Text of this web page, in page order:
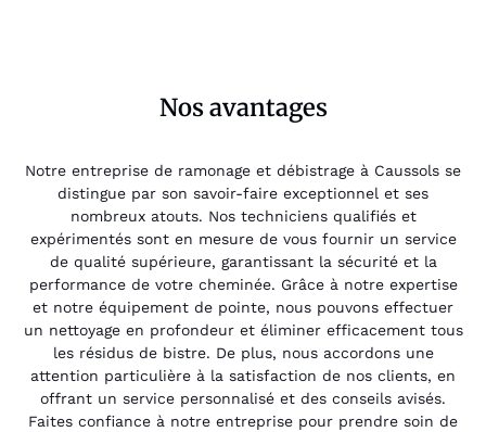
Nos avantages
Notre entreprise de ramonage et débistrage à Caussols se
distingue par son savoir-faire exceptionnel et ses
nombreux atouts. Nos techniciens qualifiés et
expérimentés sont en mesure de vous fournir un service
de qualité supérieure, garantissant la sécurité et la
performance de votre cheminée. Grâce à notre expertise
et notre équipement de pointe, nous pouvons effectuer
un nettoyage en profondeur et éliminer efficacement tous
les résidus de bistre. De plus, nous accordons une
attention particulière à la satisfaction de nos clients, en
offrant un service personnalisé et des conseils avisés.
Faites confiance à notre entreprise pour prendre soin de